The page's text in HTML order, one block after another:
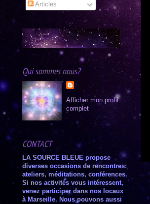
Articles
Qui sommes nous?
Afficher mon profil
complet
CONTACT
LA SOURCE BLEUE propose
diverses occasions de rencontres:
ateliers, méditations, conférences.
Si nos activités vous intéressent,
venez participer dans nos locaux
à Marseille. Nous pouvons aussi